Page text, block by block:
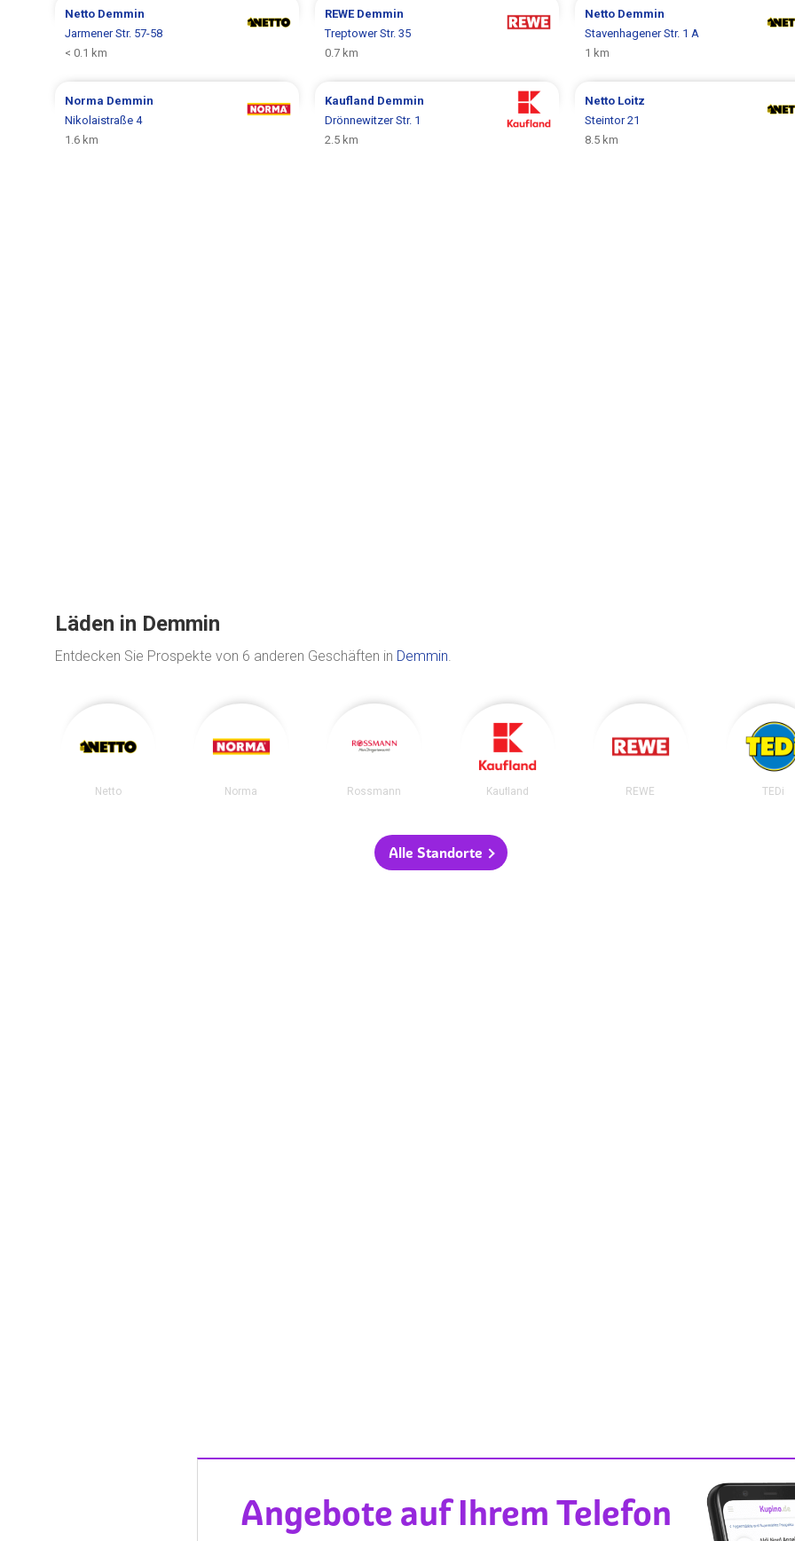
Netto Demmin
Jarmener Str. 57-58
< 0.1 km
REWE Demmin
Treptower Str. 35
0.7 km
Netto Demmin
Stavenhagener Str. 1 A
1 km
Norma Demmin
Nikolaistraße 4
1.6 km
Kaufland Demmin
Drönnewitzer Str. 1
2.5 km
Netto Loitz
Steintor 21
8.5 km
Läden in Demmin
Entdecken Sie Prospekte von 6 anderen Geschäften in Demmin.
Netto Norma Rossmann Kaufland REWE TEDi
Alle Standorte
Angebote auf Ihrem Telefon